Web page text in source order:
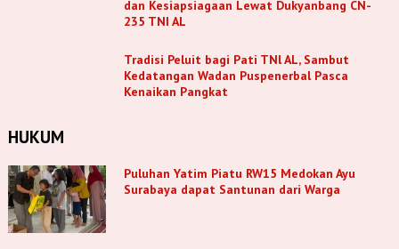
dan Kesiapsiagaan Lewat Dukyanbang CN-
235 TNI AL
Tradisi Peluit bagi Pati TNl AL, Sambut
Kedatangan Wadan Puspenerbal Pasca
Kenaikan Pangkat
HUKUM
Puluhan Yatim Piatu RW15 Medokan Ayu
Surabaya dapat Santunan dari Warga